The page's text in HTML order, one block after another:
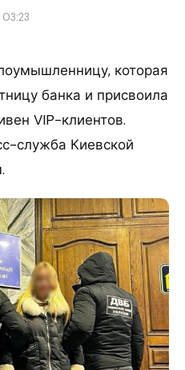
которая
банка и присвоила
VIP-клиентов.
служба Киевской